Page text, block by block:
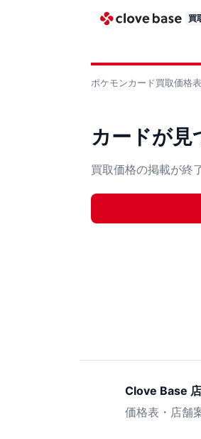
買
ポケモンカード買取価格表
カードが見
買取価格の掲載が終
Clove Base
価格表・店舗